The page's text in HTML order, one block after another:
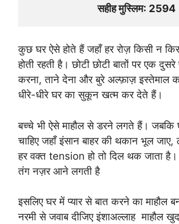
सहीह मुस्लिम: 2594
कुछ घर ऐसे होते हैं जहाँ हर रोज़ किसी न
होती रहती है। छोटी छोटी बातों पर एक दुसरे
करना, ताने देना और बुरे अल्फ़ाज़ इस्तेमाल
धीरे-धीरे घर का सुकून खत्म कर देते हैं।
बच्चे भी ऐसे माहौल से डरने लगते हैं। जबकि
चाहिए जहाँ इंसान बाहर की थकान भूल
हर वक्त tension हो तो दिल थक जाता है।
तंग नज़र आने लगती है
इसलिए घर में प्यार से बात करने का माहौल
नरमी से जवाब दीजिए इंशाअल्लाह माहौल